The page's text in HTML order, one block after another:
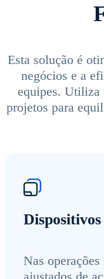
Esta solução é
negócios e a
equipes. Utiliza
projetos para
Nas